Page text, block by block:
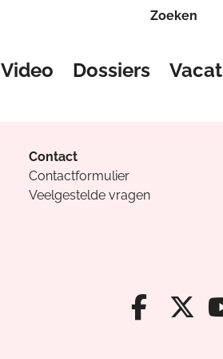
Zoeken
Video Dossiers
Contact
Contactformulier
Veelgestelde vragen